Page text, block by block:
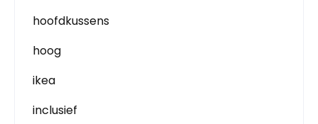
hoofdkussens
hoog
ikea
inclusief